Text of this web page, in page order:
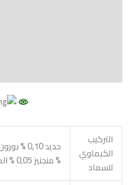
التركيب
الكيماوي
للسماد
% منجنيز 0,05 % المادة المخلبية 1,654 % EDTA